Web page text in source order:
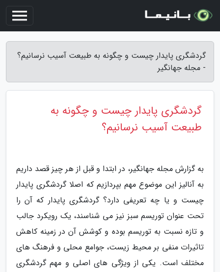
گردشگری پایدار چیست و چگونه به طبیعت آسیب نرسانیم؟
- مجله جهانگیر
گردشگری پایدار چیست و چگونه به
طبیعت آسیب نرسانیم؟
به گزارش مجله جهانگیر، در ابتدا و قبل از هر چیز قصد داریم
به آنالیز این موضوع مهم بپردازیم که اصلا گردشگری پایدار
چیست و یا چه تعریفی دارد؟ گردشگری پایدار که آن را
تحت عنوان توریسم سبز نیز می شناسند، یک رویکرد جالب
و تازه نسبت به توریسم بوده و کوشش آن در زمینه کاهش
تاثیرات منفی بر محیط زیست، جوامع محلی و فرهنگ های
مختلف است. یکی از ویژگی های اصلی و مهم گردشگری